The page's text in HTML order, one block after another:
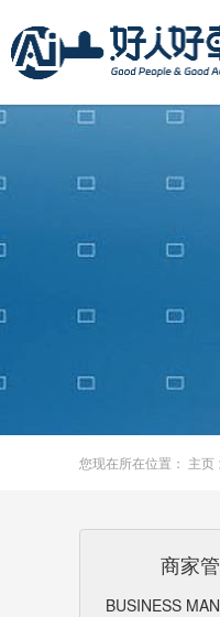
您现在所在位置： 主页
商家
BUSINESS